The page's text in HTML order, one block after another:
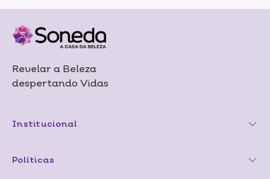
Revelar a Beleza
despertando Vidas
Institucional
Políticas